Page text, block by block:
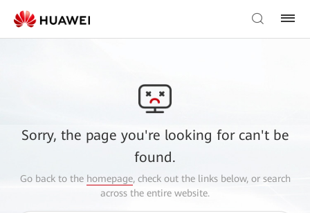
Sorry, the page you're looking for can't be
found.
Go back to the homepage, check out the links below, or search
across the entire website.